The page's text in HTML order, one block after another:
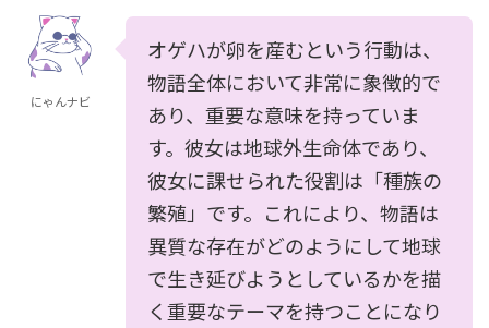
にゃんナビ
オゲハが卵を産むという行動は、
物語全体において非常に象徴的で
あり、重要な意味を持っていま
す。彼女は地球外生命体であり、
彼女に課せられた役割は「種族の
繁殖」です。これにより、物語は
異質な存在がどのようにして地球
で生き延びようとしているかを描
く重要なテーマを持つことになり